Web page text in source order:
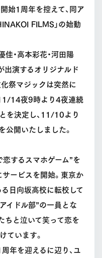
始1周年を控えて、同ア
FILMS」の始動
・高本彩花・河田陽
出演するオリジナルド
祭マジックは突然に
14夜9時より4夜連続
を決定し、11/10より
公開いたしました。
恋するスマホゲーム”を
ービスを開始。東京か
日向坂高校に転校して
イドル部”の一員とな
ちと泣いて笑って恋を
ています。
年を迎えるに辺り、ユ